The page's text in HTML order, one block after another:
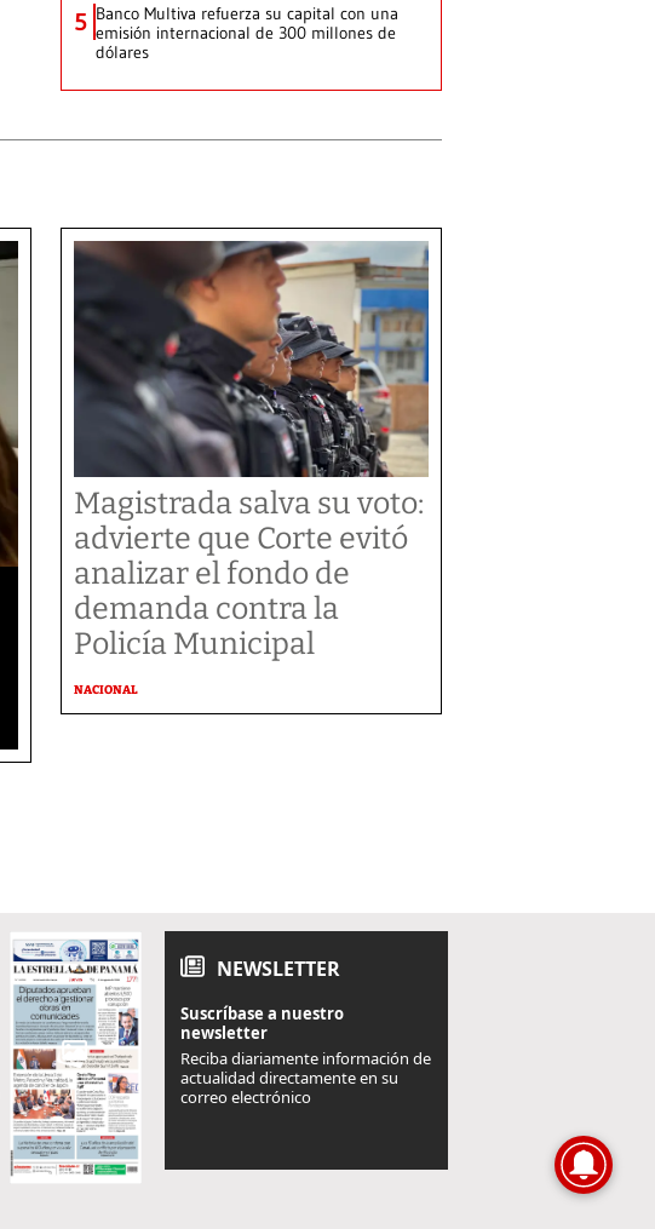
5 Banco Multiva refuerza su capital con una
emisión internacional de 300 millones de
dólares
Magistrada salva su voto:
advierte que Corte evitó
analizar el fondo de
demanda contra la
Policía Municipal
NACIONAL
NEWSLETTER
Suscríbase a nuestro
newsletter
Reciba diariamente información de
actualidad directamente en su
correo electrónico